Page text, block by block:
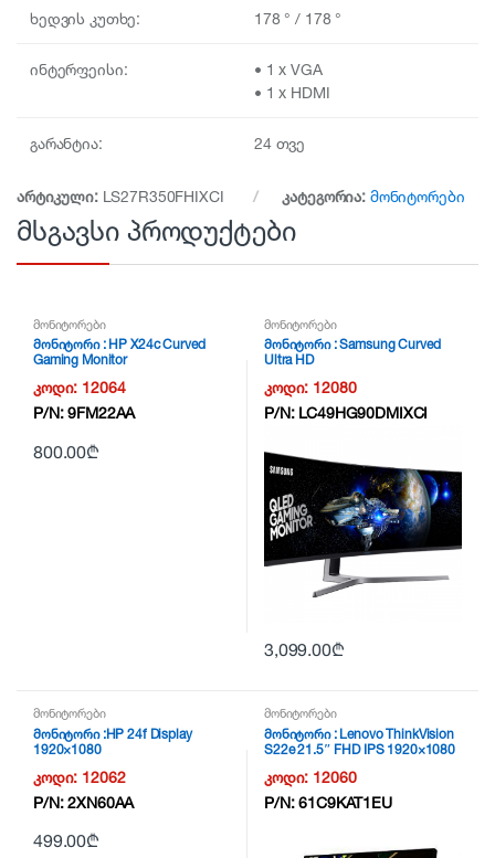
ხედვის კუთხე: 178 ° / 178 °
ინტერფეისი:
• 1 x VGA
• 1 x HDMI
გარანტია: 24 თვე
არტიკული: LS27R350FHIXCI კატეგორია: მონიტორები
მსგავსი პროდუქტები
მონიტორები
მონიტორი : HP X24c Curved
Gaming Monitor
კოდი: 12064
P/N:9FM22AA
800.00₾
მონიტორები
მონიტორი : Samsung Curved
Ultra HD
კოდი: 12080
P/N: LC49HG90DMIXCI
3,099.00₾
მონიტორები
მონიტორი :HP 24f Display
1920×1080
კოდი: 12062
P/N:2XN60AA
499.00₾
მონიტორები
მონიტორი : Lenovo ThinkVision
S22e 21.5″ FHD IPS 1920×1080
კოდი: 12060
P/N:61C9KAT1EU